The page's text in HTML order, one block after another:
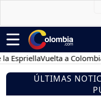
Vuelta a Colombia
ÚLTIMAS